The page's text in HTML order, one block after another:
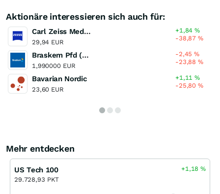
Aktionäre interessieren sich auch für:
Carl Zeiss Meditec
29,94 EUR
+1,84%
-38,87%
Braskem Pfd (A) (A)
1,990000 EUR
-2,45%
-23,88%
Bavarian Nordic
23,60 EUR
+1,11%
-25,80%
Mehr entdecken
US Tech 100
29.728,93 PKT
+1,18%